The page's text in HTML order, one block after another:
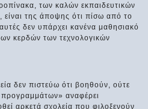
των καλών εκπαιδευτικών
είναι της άποψης ότι πίσω από το
δεν υπάρχει κανένα μαθησιακό
κερδών των τεχνολογικών
δεν πιστεύω ότι βοηθούν, ούτε
αναφέρει
αρκετά σχολεία που φιλοξενούν